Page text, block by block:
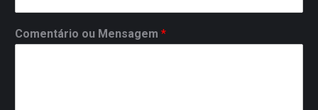
Comentário ou Mensagem *